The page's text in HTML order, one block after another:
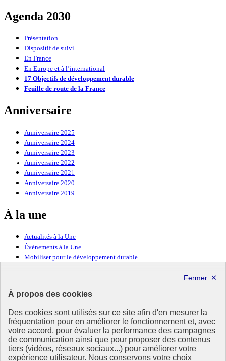
À propos des cookies
Des cookies sont utilisés sur ce site afin d'en mesurer la
fréquentation pour en améliorer le fonctionnement et, avec
votre accord, pour évaluer la performance des campagnes
de communication ainsi que pour proposer des contenus
tiers (vidéos, réseaux sociaux...) pour améliorer votre
expérience utilisateur. Nous conservons votre choix
Agenda 2030
Présentation
Dispositif de suivi
En France
En Europe et à l’international
17 Objectifs de développement durable
Feuille de route de la France
Anniversaire
Anniversaire 2025
Anniversaire 2024
Anniversaire 2023
Anniversaire 2022
Anniversaire 2021
Anniversaire 2020
Anniversaire 2019
À la une
Actualités à la Une
Événements à la Une
Mobiliser pour le développement durable
Ressources
Ressources
La Méth’ODD
Gouvernement